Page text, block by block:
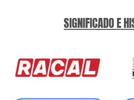
SIGNIFICADO E